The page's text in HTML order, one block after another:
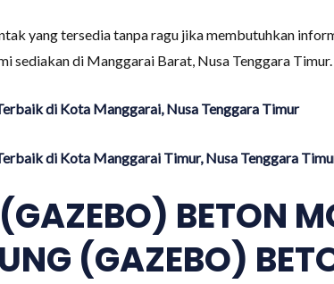
yang tersedia tanpa ragu jika membutuhkan
sediakan di Manggarai Barat, Nusa Tenggara Timur.
di Kota Manggarai, Nusa Tenggara Timur
di Kota Manggarai Timur, Nusa Tenggara
BETON
(GAZEBO)